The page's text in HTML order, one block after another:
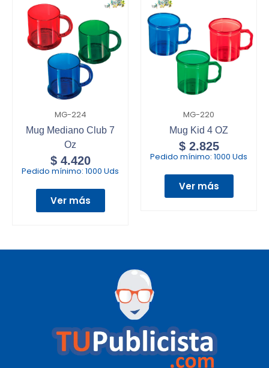
MG-224
Mug Mediano Club 7
Oz
$4.420
Pedido mínimo: 1000 Uds
Ver más
MG-220
Mug Kid 4 OZ
$2.825
Pedido mínimo: 1000 Uds
Ver más